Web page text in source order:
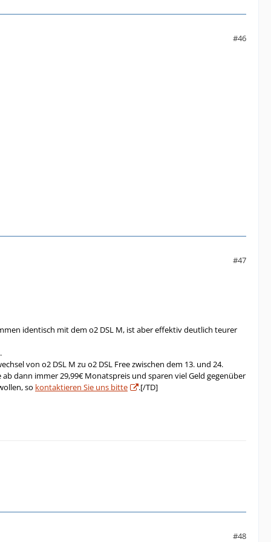
#46
#47
identisch mit dem o2 DSL M, ist aber effektiv deutlich teurer
von o2 DSL M zu o2 DSL Free zwischen dem 13. und 24.
dann immer 29,99€ Monatspreis und sparen viel Geld gegenüber
so kontaktieren Sie uns bitte .[/TD]
#48